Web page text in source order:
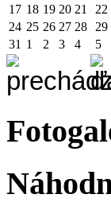
17 18 19 20 21 22
24 25 26 27 28 29
31 1 2 3 4 5